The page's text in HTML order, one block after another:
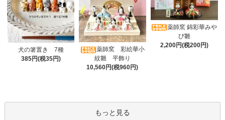
犬の箸置き 7種
385円(税35円)
薬師窯 彩絵華小
紋雛 平飾り
10,560円(税960円)
薬師窯 錦彩華みや
び雛
2,200円(税200円)
もっと見る